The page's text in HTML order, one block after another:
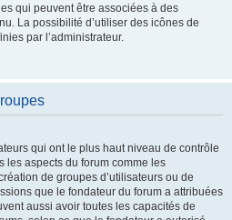
qui peuvent être associées à des
La possibilité d’utiliser des icônes de
par l’administrateur.
qui ont le plus haut niveau de contrôle
les aspects du forum comme les
de groupes d’utilisateurs ou de
que le fondateur du forum a attribuées
aussi avoir toutes les capacités de